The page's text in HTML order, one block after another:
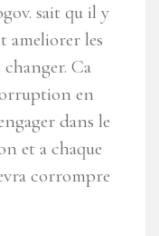
sait qu il y
ameliorer les
changer. Ca
en
dans le
et a chaque
corrompre